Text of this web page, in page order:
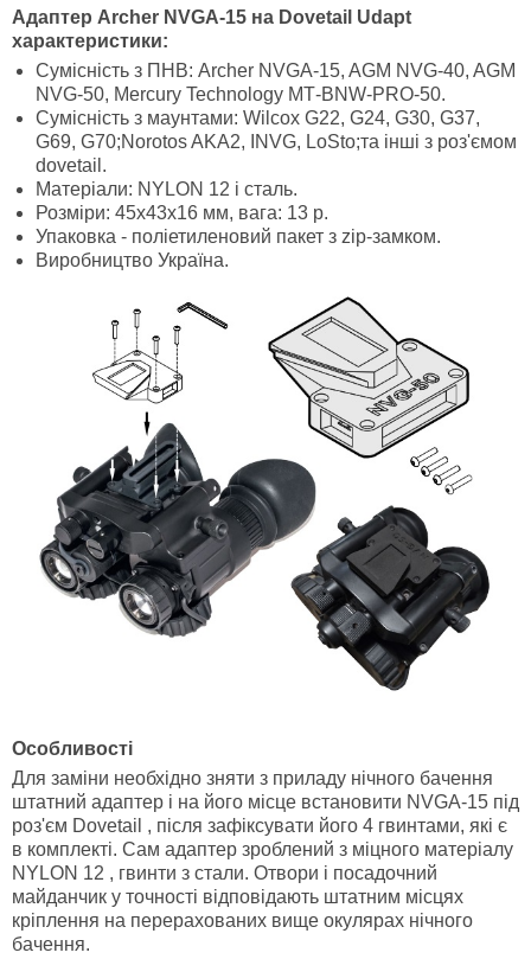
Адаптер Archer NVGA-15 на Dovetail Udapt
характеристики:
Сумісність з ПНВ: Archer NVGA-15, AGM NVG-40, AGM
NVG-50, Mercury Technology МТ-BNW-PRO-50.
Сумісність з маунтами: Wilcox G22, G24, G30, G37,
G69, G70;Norotos AKA2, INVG, LoSto;та інші з роз'ємом
dovetail.
Матеріали: NYLON 12 і сталь.
Розміри: 45х43х16 мм, вага: 13 р.
Упаковка - поліетиленовий пакет з zip-замком.
Виробництво Україна.
Особливості
Для заміни необхідно зняти з приладу нічного бачення
штатний адаптер і на його місце встановити NVGA-15 під
роз'єм Dovetail , після зафіксувати його 4 гвинтами, які є
в комплекті. Сам адаптер зроблений з міцного матеріалу
NYLON 12 , гвинти з стали. Отвори і посадочний
майданчик у точності відповідають штатним місцях
кріплення на перерахованих вище окулярах нічного
бачення.